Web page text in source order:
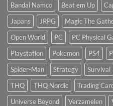
Bandai Namco
Beat em Up
Japans
JRPG Magic The
Open World
PC PC Physical
Playstation
Pokemon PS4
Spider-Man
Strategy Survival
THQ
THQ Nordic Trading
Universe Beyond
Verzamelen